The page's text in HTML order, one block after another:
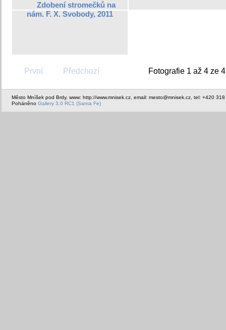
Zdobení stromečků na
nám. F. X. Svobody, 2011
První Předchozí Fotografie 1 až 4 ze 4
Město Mníšek pod Brdy, www: http://www.mnisek.cz, email: mesto@mnisek.cz, tel: +420
Poháněno Gallery 3.0 RC1 (Santa Fe)